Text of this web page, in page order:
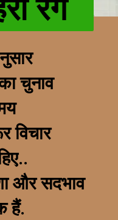
चुनाव
विचार
और सदभाव
हैं.
रंग